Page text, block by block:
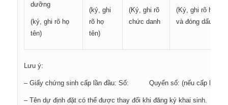
dưỡng
(ký, ghi rõ họ
tên)
(ký, ghi
rõ họ
tên)
(Ký, ghi rõ
chức danh
(Ký, ghi rõ họ,
và đóng dấu)
Lưu ý:
– Giấy chứng sinh cấp lần đầu: Số: Quyển số: (nếu cấp lại)
– Tên dự định đặt có thể được thay đổi khi đăng ký khai sinh.